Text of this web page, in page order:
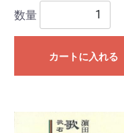
数量
カートに入れる